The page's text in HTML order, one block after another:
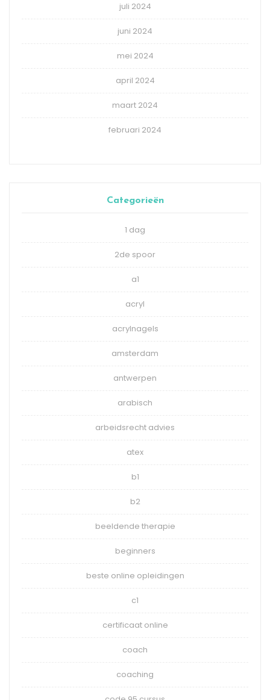
juli 2024
juni 2024
mei 2024
april 2024
maart 2024
februari 2024
Categorieën
1 dag
2de spoor
a1
acryl
acrylnagels
amsterdam
antwerpen
arabisch
arbeidsrecht advies
atex
b1
b2
beeldende therapie
beginners
beste online opleidingen
c1
certificaat online
coach
coaching